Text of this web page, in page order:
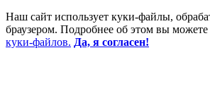
Наш сайт использует куки-файлы,
браузером. Подробнее об этом вы можете
куки-файлов. Да, я согласен!